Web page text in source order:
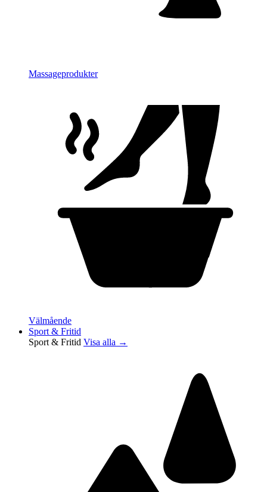
Massageprodukter
Välmående
Sport & Fritid
Sport & Fritid Visa alla →